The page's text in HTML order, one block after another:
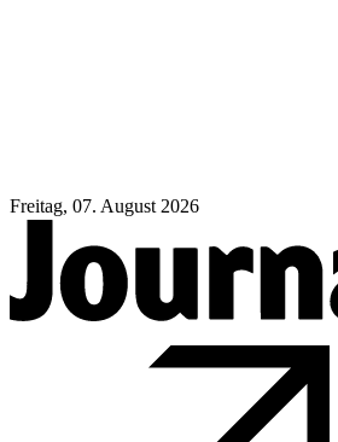
Freitag, 07. August 2026